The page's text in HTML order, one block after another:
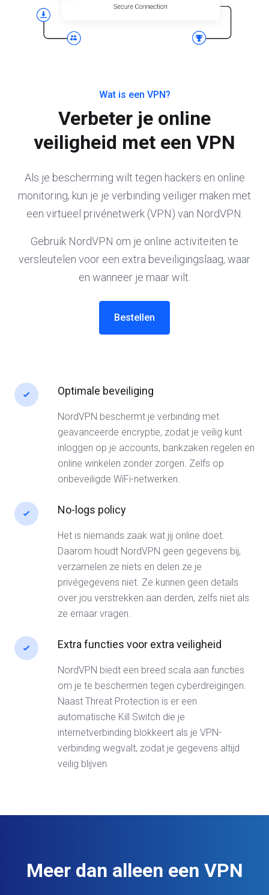
Wat is een VPN?
Verbeter je online
veiligheid met een VPN
Als je bescherming wilt tegen hackers en online
monitoring, kun je je verbinding veiliger maken met
een virtueel privénetwerk (VPN) van NordVPN.
Gebruik NordVPN om je online activiteiten te
versleutelen voor een extra beveiligingslaag, waar
en wanneer je maar wilt.
Bestellen
Optimale beveiliging
NordVPN beschermt je verbinding met
geavanceerde encryptie, zodat je veilig kunt
inloggen op je accounts, bankzaken regelen en
online winkelen zonder zorgen. Zelfs op
onbeveiligde WiFi-netwerken.
No-logs policy
Het is niemands zaak wat jij online doet.
Daarom houdt NordVPN geen gegevens bij,
verzamelen ze niets en delen ze je
privégegevens niet. Ze kunnen geen details
over jou verstrekken aan derden, zelfs niet als
ze ernaar vragen.
Extra functies voor extra veiligheid
NordVPN biedt een breed scala aan functies
om je te beschermen tegen cyberdreigingen.
Naast Threat Protection is er een
automatische Kill Switch die je
internetverbinding blokkeert als je VPN-
verbinding wegvalt, zodat je gegevens altijd
veilig blijven.
Meer dan alleen een VPN